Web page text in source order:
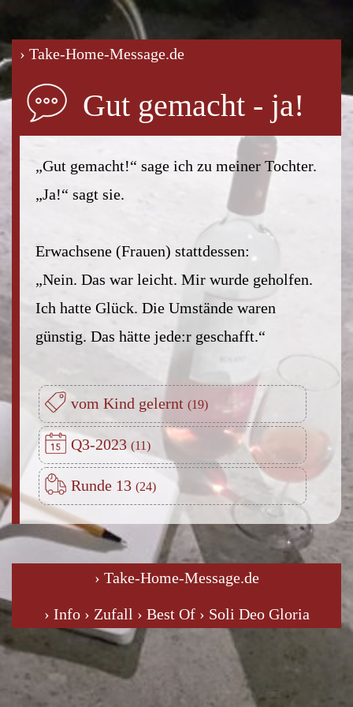
› Take-Home-Message.de
Gut gemacht - ja!
„Gut gemacht!“ sage ich zu meiner Tochter.
„Ja!“ sagt sie.
Erwachsene (Frauen) stattdessen:
„Nein. Das war leicht. Mir wurde geholfen.
Ich hatte Glück. Die Umstände waren
günstig. Das hätte jede:r geschafft.“
vom Kind gelernt
Q3-2023
Runde 13
› Take-Home-Message.de
› Info › Zufall › Best Of › Soli Deo Gloria